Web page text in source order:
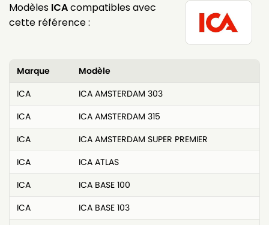
Modèles ICAcompatibles avec
cette référence :
Marque
Modèle
ICA
ICA AMSTERDAM 303
ICA
ICA AMSTERDAM 315
ICA
ICA AMSTERDAM SUPER PREMIER
ICA
ICA ATLAS
ICA
ICA BASE 100
ICA
ICA BASE 103